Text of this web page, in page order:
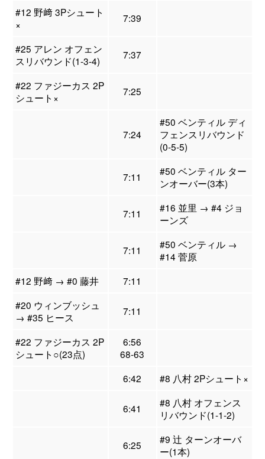
#12 野﨑 3Pシュート
×
7:39
#25 アレン オフェン
スリバウンド(1-3-4)
7:37
#22 ファジーカス 2P
シュート×
7:25
7:24
#50 ベンティル ディ
フェンスリバウンド
(0-5-5)
7:11
#50 ベンティル ター
ンオーバー(3本)
7:11
#16 並里 → #4 ジョ
ーンズ
7:11
#50 ベンティル →
#14 菅原
#12 野﨑 → #0 藤井
7:11
#20 ウィンブッシュ
→ #35 ヒース
7:11
#22 ファジーカス 2P
シュート○(23点)
6:56
68-63
6:42
#8 八村 2Pシュート×
6:41
#8 八村 オフェンス
リバウンド(1-1-2)
6:25
#9 辻 ターンオーバ
ー(1本)